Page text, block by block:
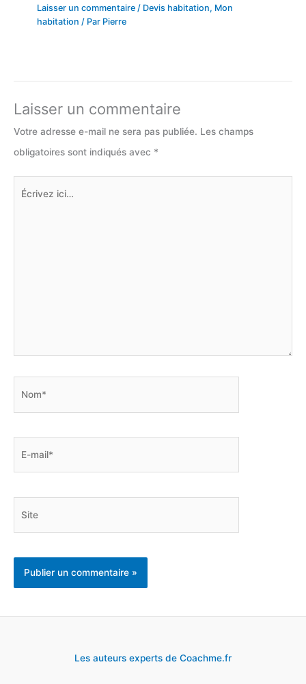
Laisser un commentaire / Devis habitation, Mon
habitation / Par Pierre
Laisser un commentaire
Votre adresse e-mail ne sera pas publiée. Les champs
obligatoires sont indiqués avec *
Les auteurs experts de Coachme.fr